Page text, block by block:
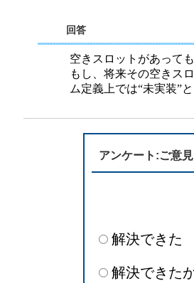
情報システム
半導体
回答
空きスロットがあって
もし、将来その空きス
ム定義上では“未実装”
アンケート:ご意
解決できた
解決できた